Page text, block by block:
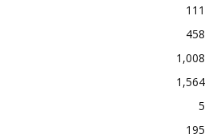
111
458
1,008
1,564
5
195